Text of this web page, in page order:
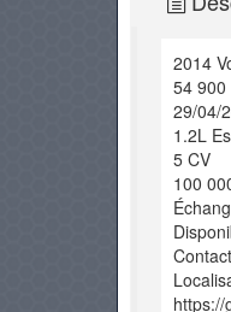
2014
54 900
29/04/
1.2L
5 CV
100
https://